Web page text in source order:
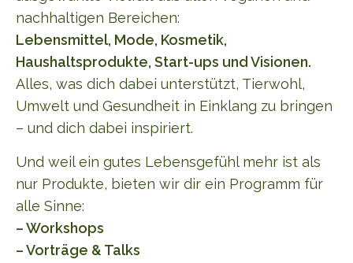
nachhaltigen Bereichen:
Lebensmittel, Mode, Kosmetik,
Haushaltsprodukte, Start-ups und Visionen.
Alles, was dich dabei unterstützt, Tierwohl,
Umwelt und Gesundheit in Einklang zu bringen
– und dich dabei inspiriert.
Und weil ein gutes Lebensgefühl mehr ist als
nur Produkte, bieten wir dir ein Programm für
alle Sinne:
– Workshops
– Vorträge & Talks